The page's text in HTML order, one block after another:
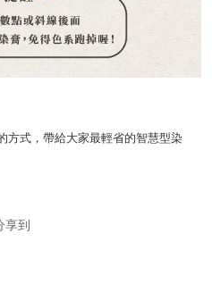
方式，帶給大家最輕省的智慧型染
享到